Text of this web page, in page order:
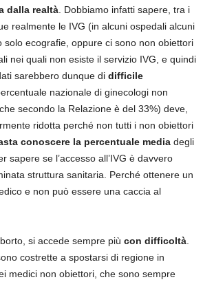
dalla realtà. Dobbiamo infatti sapere, tra i
realmente le IVG (in alcuni ospedali alcuni
solo ecografie, oppure ci sono non obiettori
nei quali non esiste il servizio IVG, e quindi
sarebbero dunque di difficile
nazionale di ginecologi non
secondo la Relazione è del 33%) deve,
ridotta perché non tutti i non obiettori
conoscere la percentuale media degli
sapere se l’accesso all’IVG è davvero
struttura sanitaria. Perché ottenere un
e non può essere una caccia al
si accede sempre più con difficoltà.
costrette a spostarsi di regione in
medici non obiettori, che sono sempre